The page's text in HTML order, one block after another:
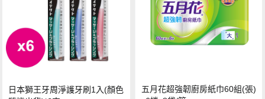
日本獅王牙周淨護牙刷1入(顏色
五月花超強韌廚房紙巾60組(張)